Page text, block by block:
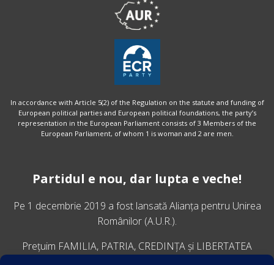
In accordance with Article 5(2) of the Regulation on the statute and funding of
European political parties and European political foundations, the party’s
representation in the European Parliament consists of 3 Members of the
European Parliament, of whom 1 is woman and 2 are men.
Partidul e nou, dar lupta e veche!
Pe 1 decembrie 2019 a fost lansatăAlianța pentru Unirea
Românilor (A.U.R.).
Prețuim FAMILIA, PATRIA, CREDINȚA și LIBERTATEA